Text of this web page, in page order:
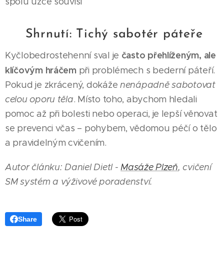
🔚 Shrnutí: Tichý sabotér páteře
Kyčlobedrostehenní sval je často přehlíženým, ale
klíčovým hráčempři problémech s bederní páteří.
Pokud je zkrácený, dokáže nenápadně sabotovat
celou oporu těla. Místo toho, abychom hledali
pomoc až při bolesti nebo operaci, je lepší věnovat
se prevenci včas – pohybem, vědomou péčí o tělo
a pravidelným cvičením.
Autor článku: Daniel Dietl -Masáže Plzeň, cvičení
SM systém a výživové poradenství.
Share